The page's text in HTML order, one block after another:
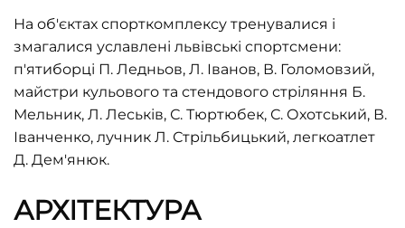
На об'єктах спорткомплексу тренувалися і
змагалися уславлені львівські спортсмени:
п'ятиборці П. Ледньов, Л. Іванов, В. Голомовзий,
майстри кульового та стендового стріляння Б.
Мельник, Л. Леськів, С. Тюртюбек, С. Охотський, В.
Іванченко, лучник Л. Стрільбицький, легкоатлет
Д. Дем'янюк.
АРХІТЕКТУРА